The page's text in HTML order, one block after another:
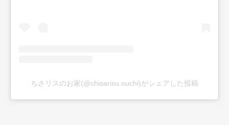
ちさリスのお家(@chisarisu.ouchi)がシェアした投稿